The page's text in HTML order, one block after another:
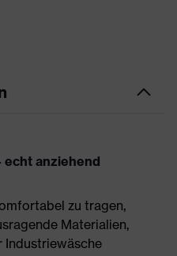
anziehend
zu tragen,
Materialien,
Industriewäsche